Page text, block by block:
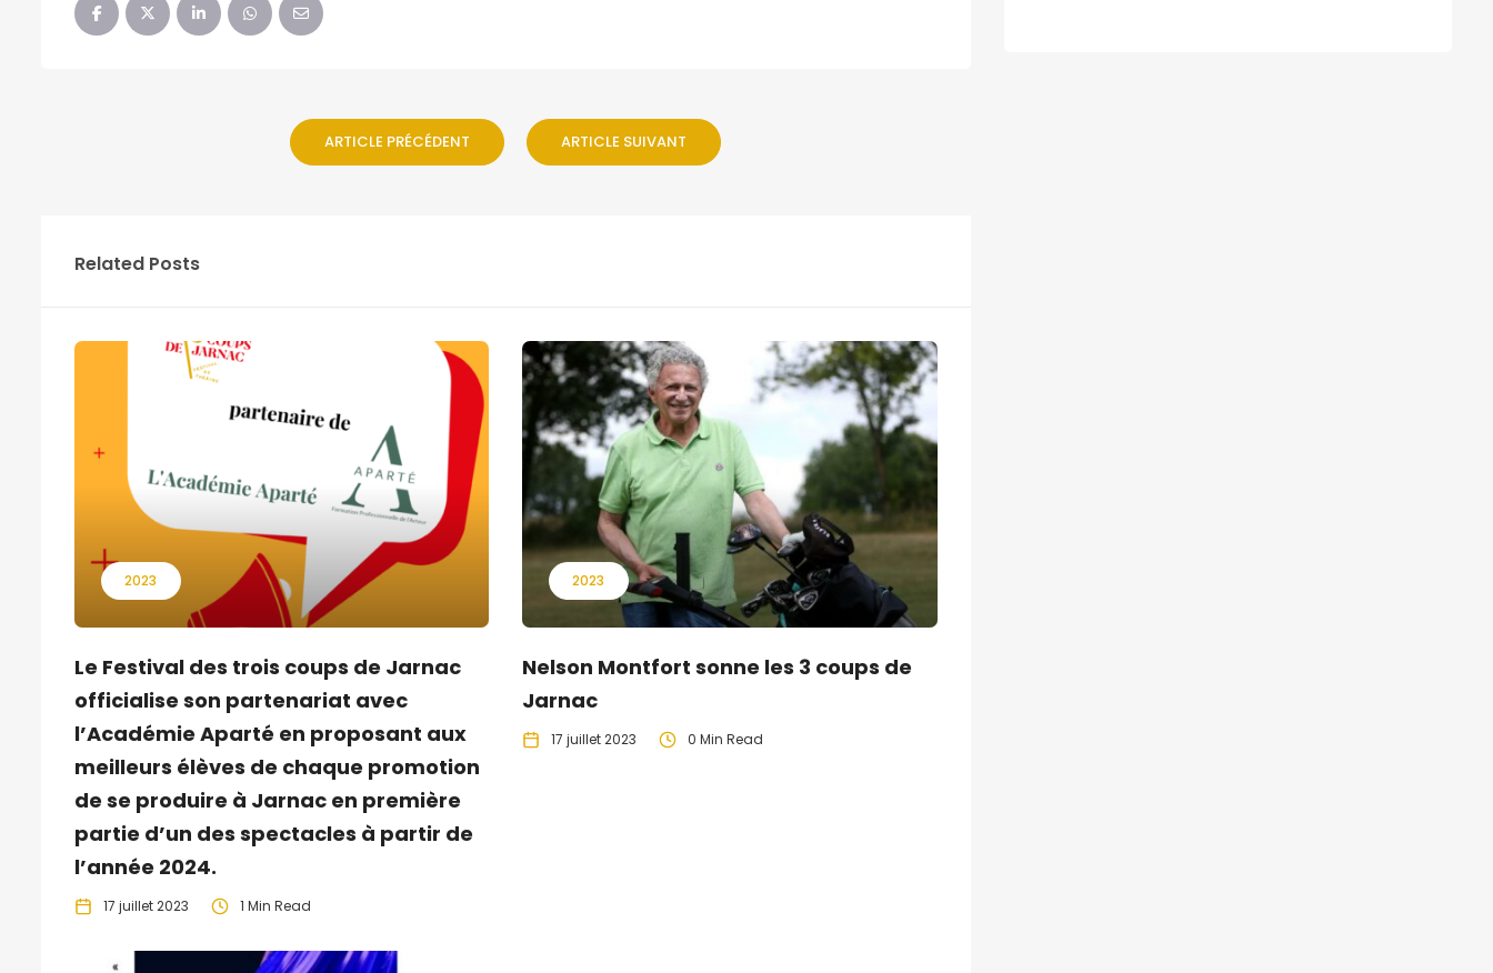
ARTICLE PRÉCÉDENT ARTICLE SUIVANT
Related Posts
2023
Le Festival des trois coups de Jarnac
officialise son partenariat avec
l’Académie Aparté en proposant aux
meilleurs élèves de chaque promotion
de se produire à Jarnac en première
partie d’un des spectacles à partir de
l’année 2024.
17 juillet 2023 1 Min Read
2023
Nelson Montfort sonne les 3 coups de
Jarnac
17 juillet 2023 0 Min Read